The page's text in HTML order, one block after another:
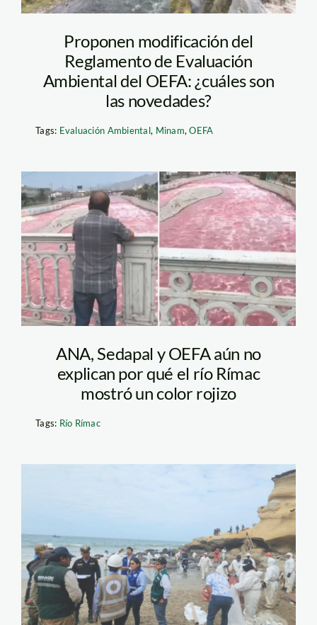
Proponen modificación del
Reglamento de Evaluación
Ambiental del OEFA: ¿cuáles son
las novedades?
Tags: Evaluación Ambiental, Minam,OEFA
rio-rimac-rojo
ANA, Sedapal y OEFA aún no
explican por qué el río Rímac
mostró un color rojizo
Tags: Río Rímac
piura—serfor